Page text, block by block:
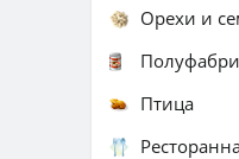
Орехи и
Птица